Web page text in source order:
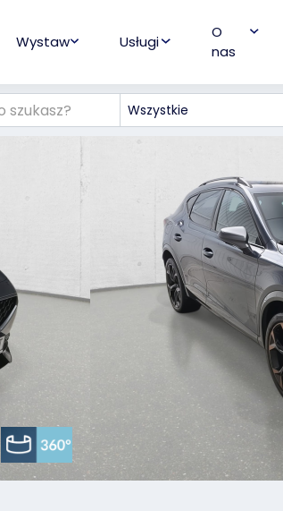
Wystaw Usługi
O
nas
Wszystkie